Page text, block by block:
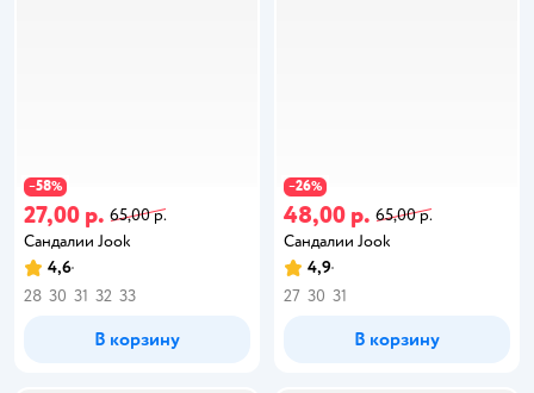
−58%
27,00 р. 65,00 р.
Сандалии Jook
4,6
28 30 31 32 33
В корзину
−26%
48,00 р. 65,00 р.
Сандалии Jook
4,9
27 30 31
В корзину